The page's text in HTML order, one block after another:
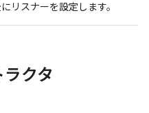
リスナーを設定します。
クタ